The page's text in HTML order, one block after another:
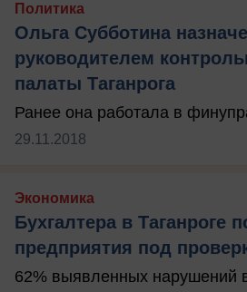
Политика
Ольга Субботина
руководителем
палаты Таганрога
Ранее она работала в
29.11.2018
Экономика
Бухгалтера в Таганроге
предприятия под
62% выявленных нарушений